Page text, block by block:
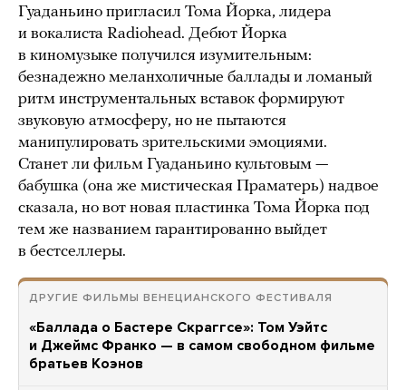
Гуаданьино пригласил Тома Йорка, лидера
и вокалиста Radiohead. Дебют Йорка
в киномузыке получился изумительным:
безнадежно меланхоличные баллады и ломаный
ритм инструментальных вставок формируют
звуковую атмосферу, но не пытаются
манипулировать зрительскими эмоциями.
Станет ли фильм Гуаданьино культовым —
бабушка (она же мистическая Праматерь) надвое
сказала, но вот новая пластинка Тома Йорка под
тем же названием гарантированно выйдет
в бестселлеры.
ДРУГИЕ ФИЛЬМЫ ВЕНЕЦИАНСКОГО ФЕСТИВАЛЯ
«Баллада о Бастере Скраггсе»: Том Уэйтс
и Джеймс Франко — в самом свободном фильме
братьев Коэнов